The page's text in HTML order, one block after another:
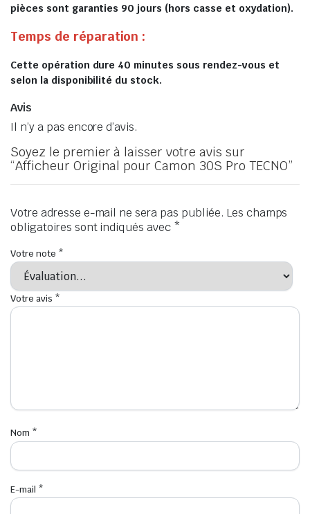
pièces sont garanties 90 jours (hors casse et oxydation).
Temps de réparation :
Cette opération dure 40 minutes sous rendez-vous et
selon la disponibilité du stock.
Avis
Il n’y a pas encore d’avis.
Soyez le premier à laisser votre avis sur
“Afficheur Original pour Camon 30S Pro TECNO”
Votre adresse e-mail ne sera pas publiée. Les champs
obligatoires sont indiqués avec *
Votre note *
Votre avis *
Nom *
E-mail *